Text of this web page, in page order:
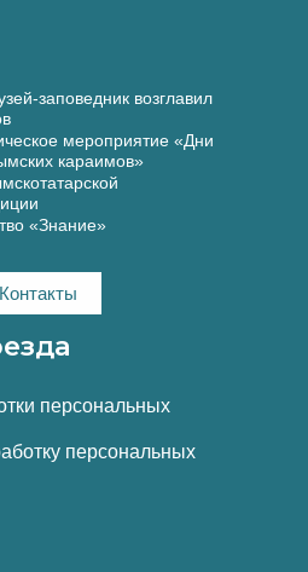
заповедник возглавил
мероприятие «Дни
караимов»
«Знание»
Контакты
персональных
персональных